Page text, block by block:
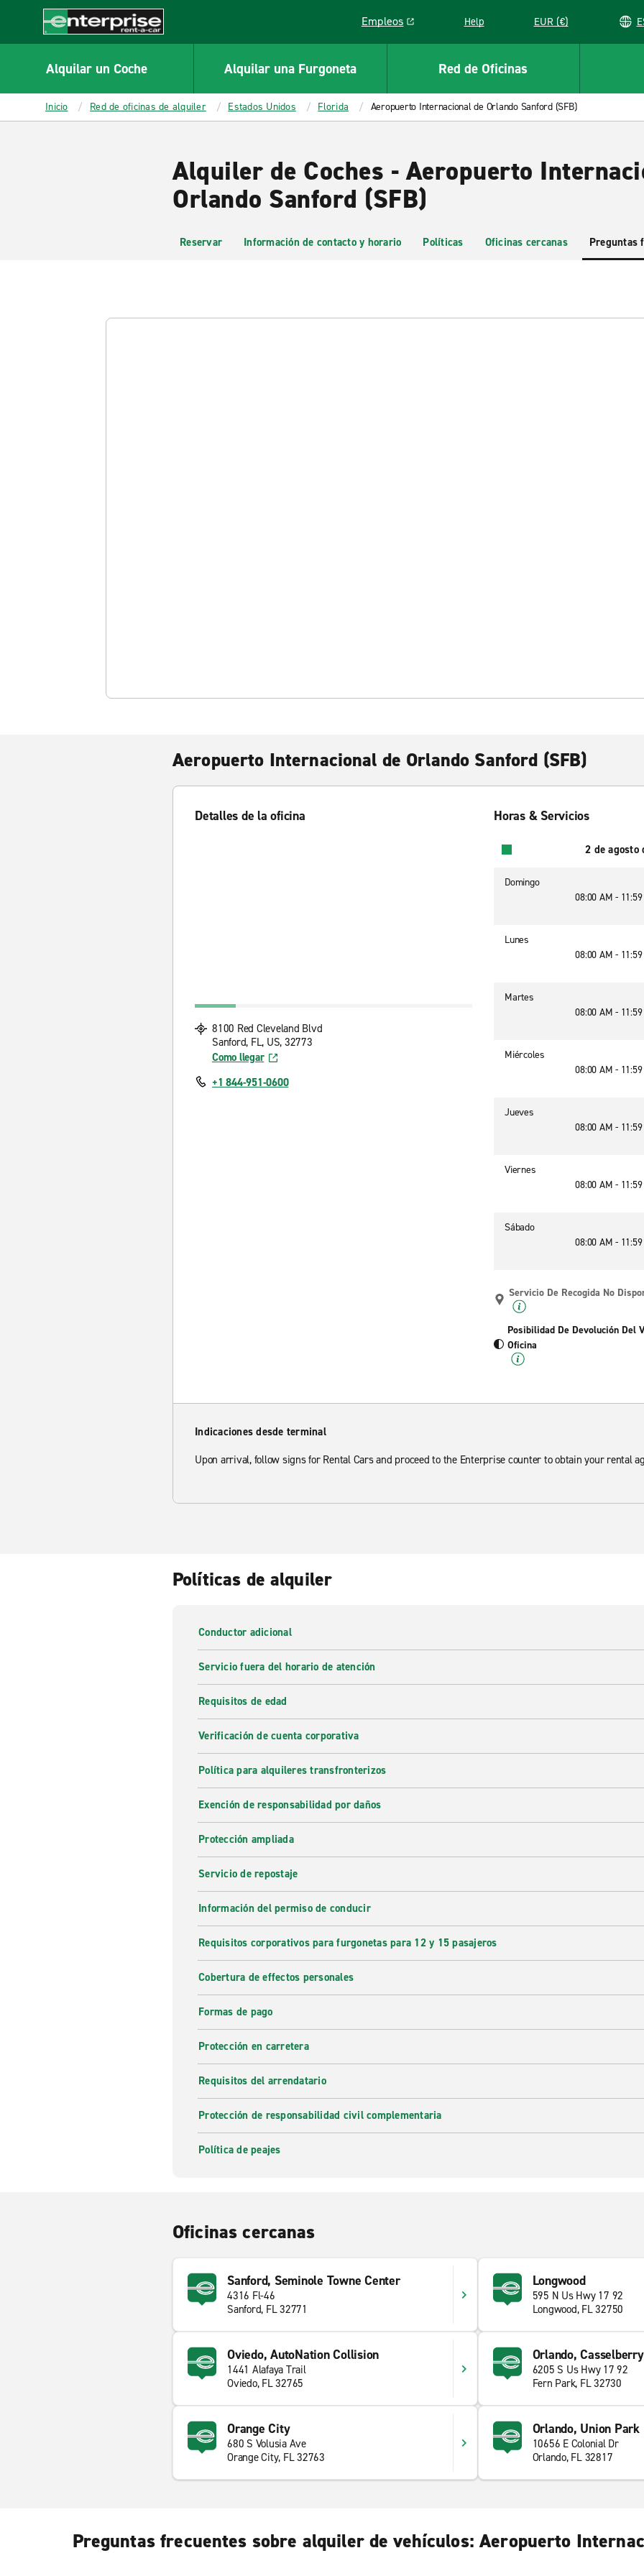
CONTENT
Enterprise
Empleos
Link opens in a new window
Help EUR (€)
Alquilar un Coche Alquilar una Furgoneta Red de Oficinas
Inicio Red de oficinas de alquiler Estados Unidos Florida Aeropuerto Internacional de Orlando Sanford (SFB)
Alquiler de Coches - Aeropuerto
Orlando Sanford (SFB)
Reservar Información de contacto y horario Políticas Oficinas cercanas Preguntas
Aeropuerto Internacional de Orlando Sanford (SFB)
Detalles de la oficina
8100 Red Cleveland Blvd
Sanford, FL, US, 32773
Como llegar
+1 844-951-0600
Horas & Servicios
2 de agosto
Domingo
08:00 AM -
Lunes
08:00 AM -
Martes
08:00 AM -
Miércoles
08:00 AM -
Jueves
08:00 AM -
Viernes
08:00 AM -
Sábado
08:00 AM -
Servicio De Recogida No
Posibilidad De Devolución Del
Oficina
Indicaciones desde terminal
Upon arrival, follow signs for Rental Cars and proceed to the Enterprise counter to obtain your rental
Políticas de alquiler
Conductor adicional
Servicio fuera del horario de atención
Requisitos de edad
Verificación de cuenta corporativa
Política para alquileres transfronterizos
Exención de responsabilidad por daños
Protección ampliada
Servicio de repostaje
Información del permiso de conducir
Requisitos corporativos para furgonetas para 12 y 15 pasajeros
Cobertura de effectos personales
Formas de pago
Protección en carretera
Requisitos del arrendatario
Protección de responsabilidad civil complementaria
Política de peajes
Oficinas cercanas
Sanford, Seminole Towne Center
4316 Fl-46
Sanford, FL 32771
Longwood
595 N Us Hwy 17 92
Longwood, FL 32750
Oviedo, AutoNation Collision
1441 Alafaya Trail
Oviedo, FL 32765
Orlando, Casselberry
6205 S Us Hwy 17 92
Fern Park, FL 32730
Orange City
680 S Volusia Ave
Orange City, FL 32763
Orlando, Union Park
10656 E Colonial Dr
Orlando, FL 32817
Preguntas frecuentes sobre alquiler de vehículos: Aeropuerto